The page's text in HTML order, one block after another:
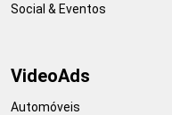
Social & Eventos
VideoAds
Automóveis